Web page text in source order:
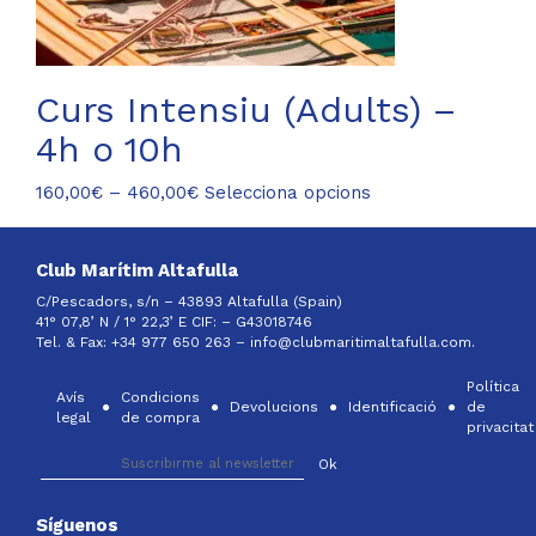
del
producte
Curs Intensiu (Adults) –
4h o 10h
160,00€ – 460,00€Interval
160,00€
a
460,00€
Selecciona opcions
opcions
triar
Club Marítim Altafulla
C/Pescadors, s/n – 43893 Altafulla (Spain)
41° 07,8’ N / 1° 22,3’ E CIF: – G43018746
Tel. & Fax: +34 977 650 263 – info@clubmaritimaltafulla.com.
Avís
legal
Condicions
de compra
Devolucions Identificació
Política
de
privacitat
Síguenos